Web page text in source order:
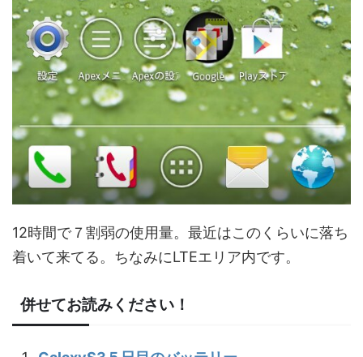
12時間で７割弱の使用量。最近はこのくらいに落ち
着いて来てる。ちなみにLTEエリア内です。
併せてお読みください！